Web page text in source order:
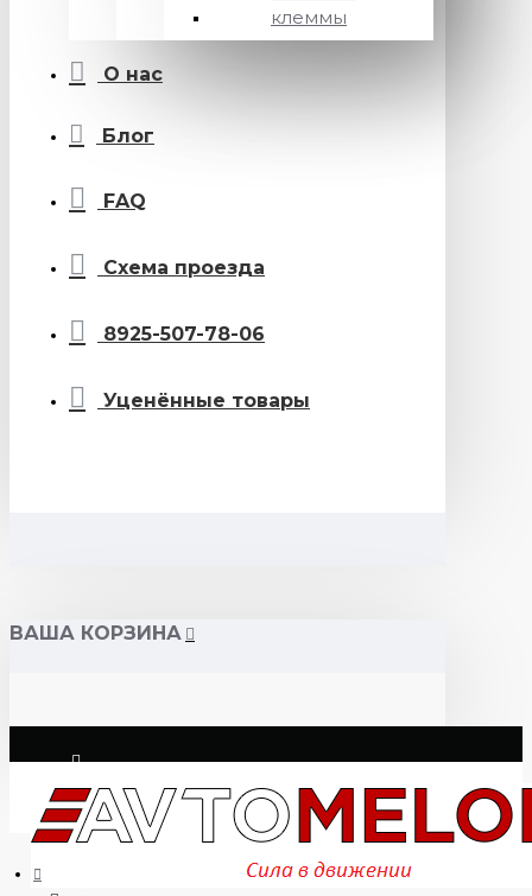
клеммы
О нас
Блог
FAQ
Схема проезда
8925-507-78-06
Уценённые товары
ВАША КОРЗИНА
Логин
Регистрация